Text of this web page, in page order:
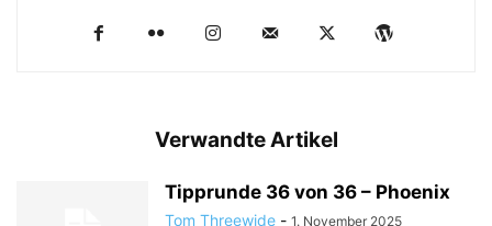
Verwandte Artikel
Tipprunde 36 von 36 – Phoenix
Tom Threewide - 1. November 2025